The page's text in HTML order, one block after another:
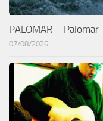
PALOMAR – Palomar
07/08/2026